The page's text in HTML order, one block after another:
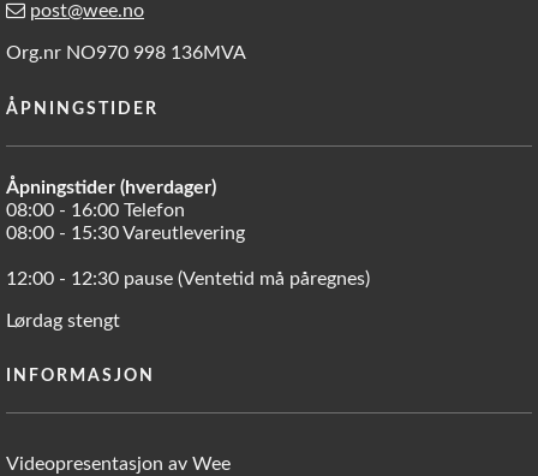
post@wee.no
Org.nr NO970 998 136MVA
ÅPNINGSTIDER
Åpningstider (hverdager)
08:00 - 16:00 Telefon
08:00 - 15:30 Vareutlevering
12:00 - 12:30 pause (Ventetid må påregnes)
Lørdag stengt
INFORMASJON
Videopresentasjon av Wee